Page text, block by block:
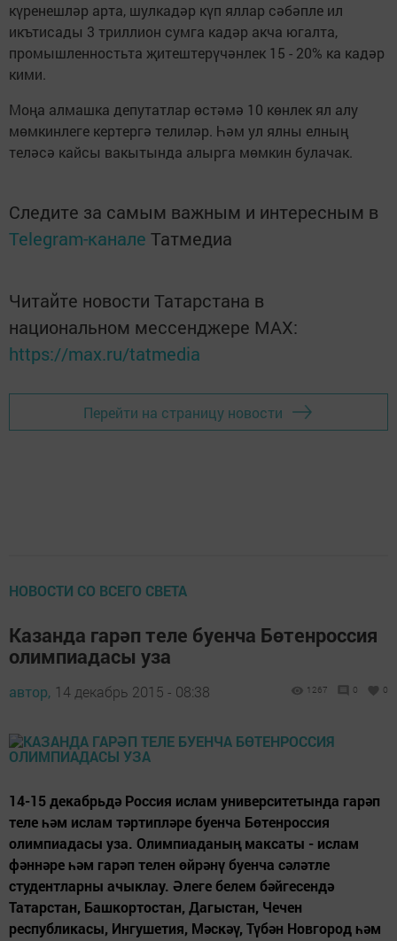
күренешләр арта, шулкадәр күп яллар сәбәпле ил
икътисады 3 триллион сумга кадәр акча югалта,
промышленностьта җитештерүчәнлек 15 - 20% ка кадәр
кими.
Моңа алмашка депутатлар өстәмә 10 көнлек ял алу
мөмкинлеге кертергә телиләр. Һәм ул ялны елның
теләсә кайсы вакытында алырга мөмкин булачак.
Следите за самым важным и интересным в
Telegram-канале Татмедиа
Читайте новости Татарстана в
национальном мессенджере MАХ:
https://max.ru/tatmedia
Перейти на страницу новости
НОВОСТИ СО ВСЕГО СВЕТА
Казанда гарәп теле буенча Бөтенроссия
олимпиадасы уза
автор, 14 декабрь 2015 - 08:38 1267 0 0
14-15 декабрьдә Россия ислам университетында гарәп
теле һәм ислам тәртипләре буенча Бөтенроссия
олимпиадасы уза. Олимпиаданың максаты - ислам
фәннәре һәм гарәп телен өйрәнү буенча сәләтле
студентларны ачыклау. Әлеге белем бәйгесендә
Татарстан, Башкортостан, Дагыстан, Чечен
республикасы, Ингушетия, Мәскәү, Түбән Новгород һәм